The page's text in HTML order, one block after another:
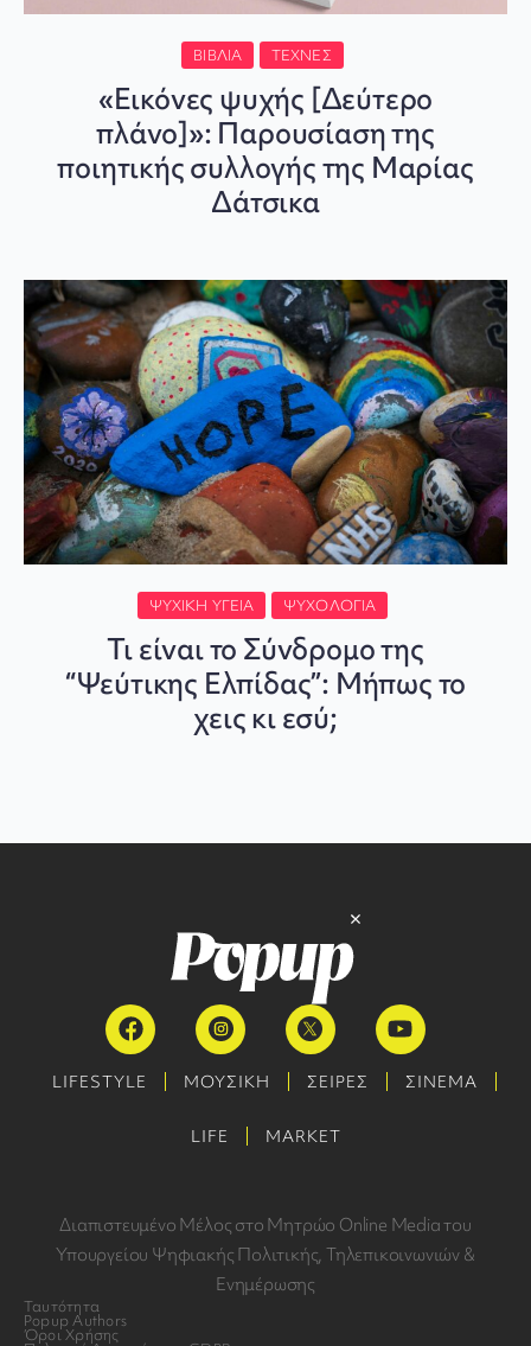
ΒΙΒΛΊΑ ΤΈΧΝΕΣ
«Εικόνες ψυχής [Δεύτερο
πλάνο]»: Παρουσίαση της
ποιητικής συλλογής της Μαρίας
Δάτσικα
ΨΥΧΙΚΉ ΥΓΕΊΑ ΨΥΧΟΛΟΓΊΑ
Τι είναι το Σύνδρομο της
“Ψεύτικης Ελπίδας”: Μήπως το
χεις κι εσύ;
LIFESTYLE ΜΟΥΣΙΚΗ ΣΕΙΡΕΣ ΣΙΝΕΜΑ
LIFE MARKET
Διαπιστευμένο Μέλος στο Μητρώο Online Media του
Υπουργείου Ψηφιακής Πολιτικής, Τηλεπικοινωνιών &
Ενημέρωσης
Ταυτότητα
Popup Authors
Όροι Χρήσης